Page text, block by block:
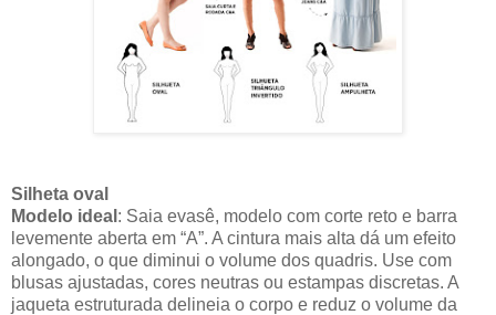
Silheta oval
Modelo ideal : Saia evasê, modelo com corte reto e barra
levemente aberta em “A”. A cintura mais alta dá um efeito
alongado, o que diminui o volume dos quadris. Use com
blusas ajustadas, cores neutras ou estampas discretas. A
jaqueta estruturada delineia o corpo e reduz o volume da